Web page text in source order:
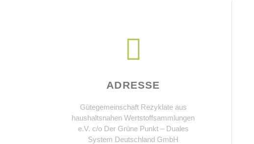
ADRESSE
Gütegemeinschaft Rezyklate aus
haushaltsnahen Wertstoffsammlungen
e.V. c/o Der Grüne Punkt – Duales
System Deutschland GmbH